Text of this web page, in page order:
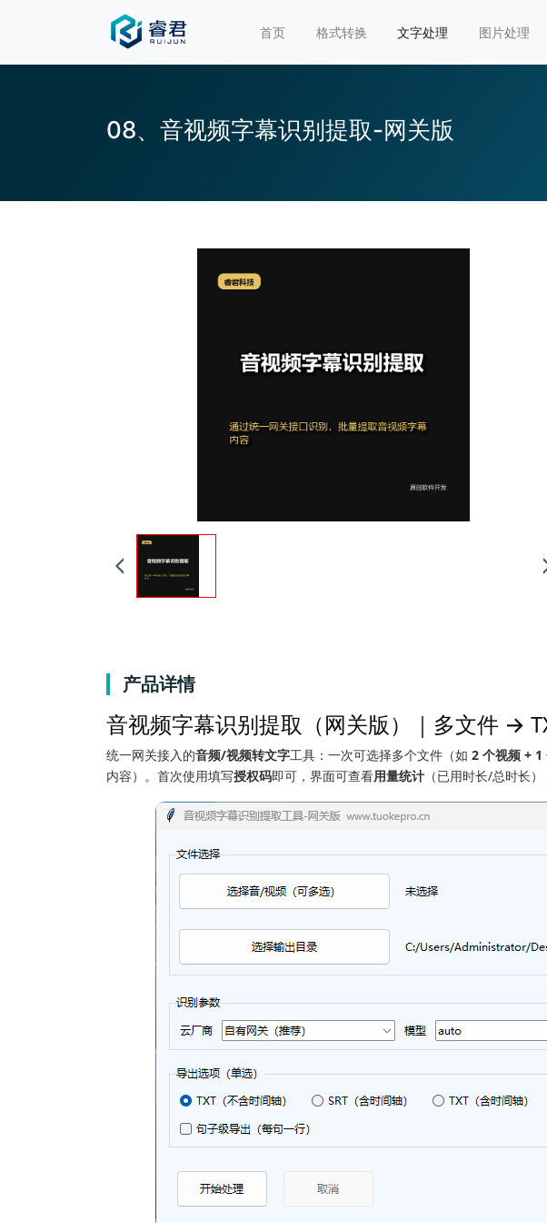
首页 格式转换 文字处理 图片处理
08、音视频字幕识别提取-网关版
产品详情
音视频字幕识别提取（网关版）｜多文件 →
统一网关接入的音频/视频转文字工具：一次可选择多个文件（如 2 个视频 + 1
内容）。首次使用填写授权码即可，界面可查看用量统计 （已用时长/总时长